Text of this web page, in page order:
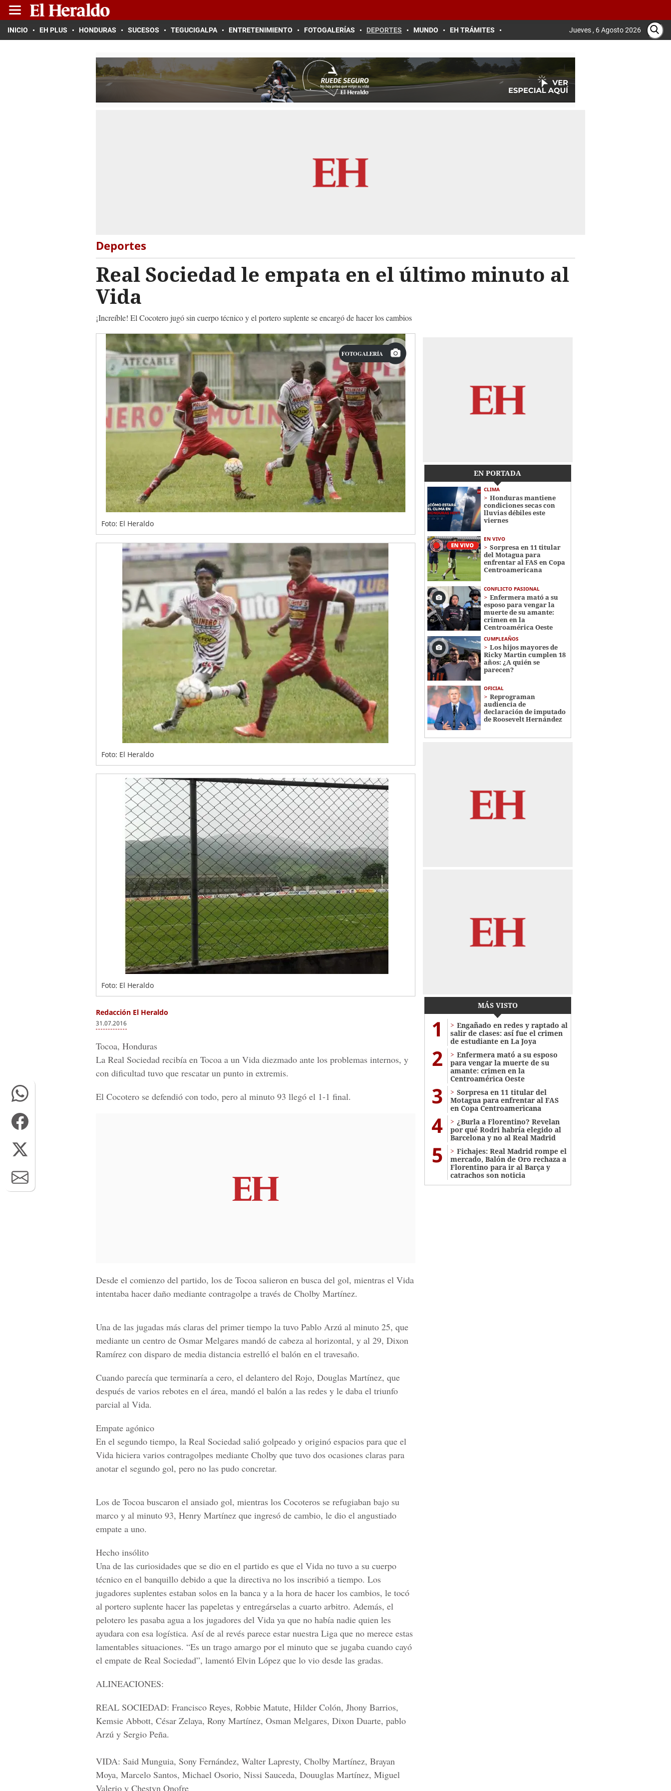
INICIO EH PLUS HONDURAS SUCESOS TEGUCIGALPA ENTRETENIMIENTO FOTOGALERÍAS DEPORTES MUNDO EH TRÁMITES Jueves , 6 Agosto 2026
Deportes
Real Sociedad le empata en el último minuto al
Vida
¡Increíble! El Cocotero jugó sin cuerpo técnico y el portero suplente se encargó de hacer los cambios
FOTOGALERÍA
Foto: El Heraldo
Foto: El Heraldo
Foto: El Heraldo
Redacción El Heraldo
31.07.2016
Tocoa, Honduras
La Real Sociedad recibía en Tocoa a un Vida diezmado ante los problemas internos, y
con dificultad tuvo que rescatar un punto in extremis.
El Cocotero se defendió con todo, pero al minuto 93 llegó el 1-1 final.
Desde el comienzo del partido, los de Tocoa salieron en busca del gol, mientras el Vida
intentaba hacer daño mediante contragolpe a través de Cholby Martínez.
Una de las jugadas más claras del primer tiempo la tuvo Pablo Arzú al minuto 25, que
mediante un centro de Osmar Melgares mandó de cabeza al horizontal, y al 29, Dixon
Ramírez con disparo de media distancia estrelló el balón en el travesaño.
Cuando parecía que terminaría a cero, el delantero del Rojo, Douglas Martínez, que
después de varios rebotes en el área, mandó el balón a las redes y le daba el triunfo
parcial al Vida.
Empate agónico
En el segundo tiempo, la Real Sociedad salió golpeado y originó espacios para que el
Vida hiciera varios contragolpes mediante Cholby que tuvo dos ocasiones claras para
anotar el segundo gol, pero no las pudo concretar.
Los de Tocoa buscaron el ansiado gol, mientras los Cocoteros se refugiaban bajo su
marco y al minuto 93, Henry Martínez que ingresó de cambio, le dio el angustiado
empate a uno.
Hecho insólito
Una de las curiosidades que se dio en el partido es que el Vida no tuvo a su cuerpo
técnico en el banquillo debido a que la directiva no los inscribió a tiempo. Los
jugadores suplentes estaban solos en la banca y a la hora de hacer los cambios, le tocó
al portero suplente hacer las papeletas y entregárselas a cuarto arbitro. Además, el
pelotero les pasaba agua a los jugadores del Vida ya que no había nadie quien les
ayudara con esa logística. Así de al revés parece estar nuestra Liga que no merece estas
lamentables situaciones. “Es un trago amargo por el minuto que se jugaba cuando cayó
el empate de Real Sociedad”, lamentó Elvin López que lo vio desde las gradas.
ALINEACIONES:
REAL SOCIEDAD: Francisco Reyes, Robbie Matute, Hilder Colón, Jhony Barrios,
Kemsie Abbott, César Zelaya, Rony Martínez, Osman Melgares, Dixon Duarte, pablo
Arzú y Sergio Peña.
VIDA: Said Munguia, Sony Fernández, Walter Lapresty, Cholby Martínez, Brayan
Moya, Marcelo Santos, Michael Osorio, Nissi Sauceda, Douuglas Martínez, Miguel
Valerio y Chestyn Onofre
EN PORTADA
CLIMA
Honduras mantiene
condiciones secas con
lluvias débiles este
viernes
EN VIVO
Sorpresa en 11 titular
del Motagua para
enfrentar al FAS en Copa
Centroamericana
CONFLICTO PASIONAL
Enfermera mató a su
esposo para vengar la
muerte de su amante:
crimen en la
Centroamérica Oeste
CUMPLEAÑOS
Los hijos mayores de
Ricky Martin cumplen 18
años: ¿A quién se
parecen?
OFICIAL
Reprograman
audiencia de
declaración de imputado
de Roosevelt Hernández
MÁS VISTO
1
Engañado en redes y raptado al
salir de clases: así fue el crimen
de estudiante en La Joya
2
Enfermera mató a su esposo
para vengar la muerte de su
amante: crimen en la
Centroamérica Oeste
3
Sorpresa en 11 titular del
Motagua para enfrentar al FAS
en Copa Centroamericana
4
¿Burla a Florentino? Revelan
por qué Rodri habría elegido al
Barcelona y no al Real Madrid
5
Fichajes: Real Madrid rompe el
mercado, Balón de Oro rechaza a
Florentino para ir al Barça y
catrachos son noticia